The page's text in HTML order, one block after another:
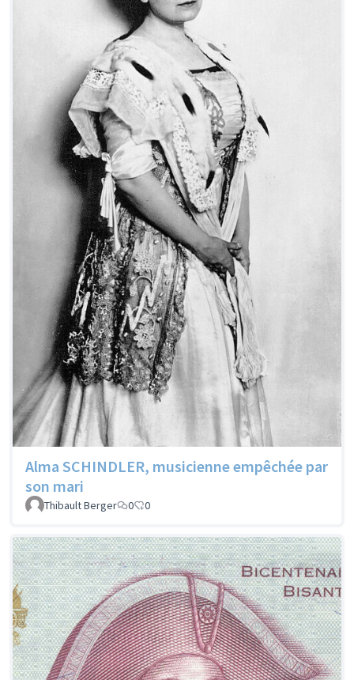
Alma SCHINDLER, musicienne empêchée par
son mari
Thibault Berger 0 0